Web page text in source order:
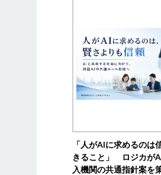
「人がAIに求めるのは
きること」 ロジカが
入機関の共通指針案を